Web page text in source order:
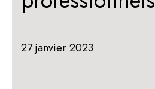
27 janvier 2023